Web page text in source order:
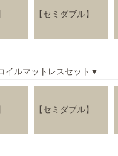
【セミダブル】
イルマットレスセット▼
【セミダブル】